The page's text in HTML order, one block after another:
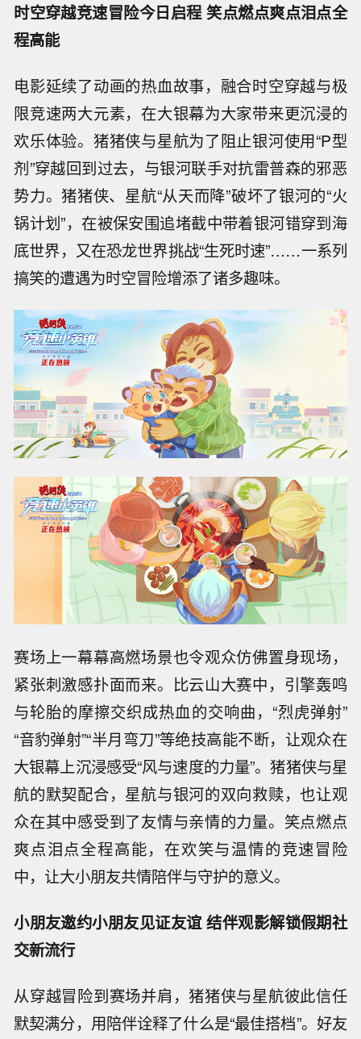
时空穿越竞速冒险今日启程 笑点燃点爽点泪点全
程高能
电影延续了动画的热血故事，融合时空穿越与极
限竞速两大元素，在大银幕为大家带来更沉浸的
欢乐体验。猪猪侠与星航为了阻止银河使用“P型
剂”穿越回到过去，与银河联手对抗雷普森的邪恶
势力。猪猪侠、星航“从天而降”破坏了银河的“火
锅计划”，在被保安围追堵截中带着银河错穿到海
底世界，又在恐龙世界挑战“生死时速”……一系列
搞笑的遭遇为时空冒险增添了诸多趣味。
赛场上一幕幕高燃场景也令观众仿佛置身现场，
紧张刺激感扑面而来。比云山大赛中，引擎轰鸣
与轮胎的摩擦交织成热血的交响曲，“烈虎弹射”
“音豹弹射”“半月弯刀”等绝技高能不断，让观众在
大银幕上沉浸感受“风与速度的力量”。猪猪侠与星
航的默契配合，星航与银河的双向救赎，也让观
众在其中感受到了友情与亲情的力量。笑点燃点
爽点泪点全程高能，在欢笑与温情的竞速冒险
中，让大小朋友共情陪伴与守护的意义。
小朋友邀约小朋友见证友谊 结伴观影解锁假期社
交新流行
从穿越冒险到赛场并肩，猪猪侠与星航彼此信任
默契满分，用陪伴诠释了什么是“最佳搭档”。好友